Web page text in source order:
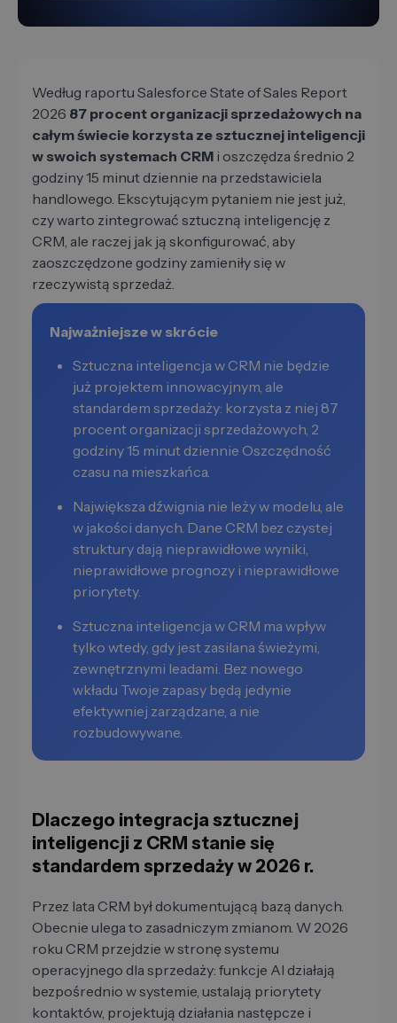
Według raportu Salesforce State of Sales Report
2026 87 procent organizacji sprzedażowych na
całym świecie korzysta ze sztucznej inteligencji
w swoich systemach CRM i oszczędza średnio 2
godziny 15 minut dziennie na przedstawiciela
handlowego. Ekscytującym pytaniem nie jest już,
czy warto zintegrować sztuczną inteligencję z
CRM, ale raczej jak ją skonfigurować, aby
zaoszczędzone godziny zamieniły się w
rzeczywistą sprzedaż.
Najważniejsze w skrócie
Sztuczna inteligencja w CRM nie będzie
już projektem innowacyjnym, ale
standardem sprzedaży: korzysta z niej 87
procent organizacji sprzedażowych, 2
godziny 15 minut dziennie Oszczędność
czasu na mieszkańca.
Największa dźwignia nie leży w modelu, ale
w jakości danych. Dane CRM bez czystej
struktury dają nieprawidłowe wyniki,
nieprawidłowe prognozy i nieprawidłowe
priorytety.
Sztuczna inteligencja w CRM ma wpływ
tylko wtedy, gdy jest zasilana świeżymi,
zewnętrznymi leadami. Bez nowego
wkładu Twoje zapasy będą jedynie
efektywniej zarządzane, a nie
rozbudowywane.
Dlaczego integracja sztucznej
inteligencji z CRM stanie się
standardem sprzedaży w 2026 r.
Przez lata CRM był dokumentującą bazą danych.
Obecnie ulega to zasadniczym zmianom. W 2026
roku CRM przejdzie w stronę systemu
operacyjnego dla sprzedaży: funkcje AI działają
bezpośrednio w systemie, ustalają priorytety
kontaktów, projektują działania następcze i